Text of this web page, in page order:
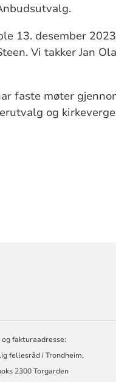
13. desember
Vi takker Jan
faste møter
og
og fakturaadresse:
fellesråd i Trondheim,
2300 Torgarden